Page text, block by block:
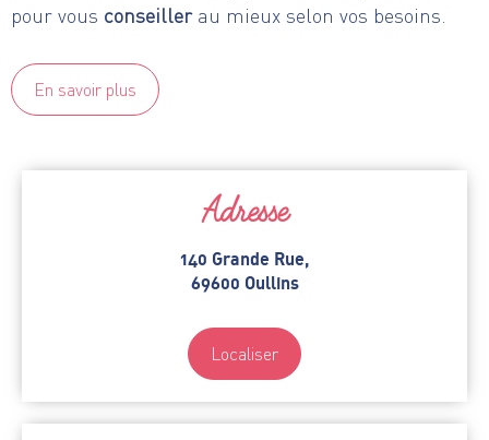
pour vous conseillerau mieux selon vos besoins.
En savoir plus
Adresse
140 Grande Rue,
69600 Oullins
Localiser